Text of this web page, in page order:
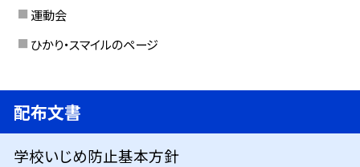
運動会
ひかり・スマイルのページ
配布文書
学校いじめ防止基本方針